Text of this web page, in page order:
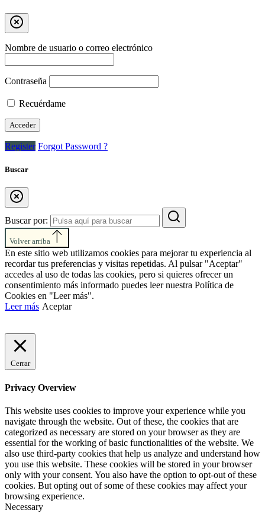
Nombre de usuario o correo electrónico
Contraseña
Recuérdame
Register Forgot Password ?
Buscar
Buscar por:
Volver arriba
En este sitio web utilizamos cookies para mejorar tu experiencia al
recordar tus preferencias y visitas repetidas. Al pulsar "Aceptar"
accedes al uso de todas las cookies, pero si quieres ofrecer un
consentimiento más informado puedes leer nuestra Política de
Cookies en "Leer más".
Leer más Aceptar
Cerrar
Privacy Overview
This website uses cookies to improve your experience while you
navigate through the website. Out of these, the cookies that are
categorized as necessary are stored on your browser as they are
essential for the working of basic functionalities of the website. We
also use third-party cookies that help us analyze and understand how
you use this website. These cookies will be stored in your browser
only with your consent. You also have the option to opt-out of these
cookies. But opting out of some of these cookies may affect your
browsing experience.
Necessary